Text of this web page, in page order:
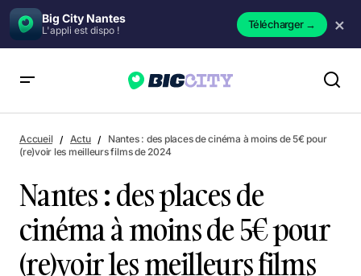
Big City Nantes
L'appli est dispo ! Télécharger→ ×
meilleurs films de 2024
Accueil Actu
Nantes : des places de cinéma à moins de 5€ pour
(re)voir les meilleurs films de 2024
Nantes : des places de
cinéma à moins de 5€ pour
(re)voir les meilleurs films